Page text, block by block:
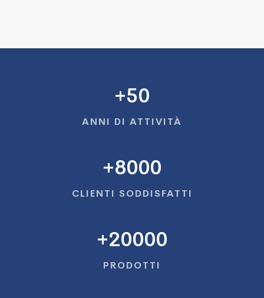
+50
ANNI DI ATTIVITÀ
+8000
CLIENTI SODDISFATTI
+20000
PRODOTTI